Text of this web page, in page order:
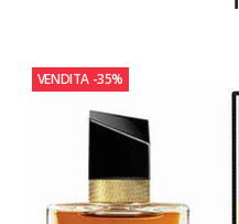
VENDITA -35%